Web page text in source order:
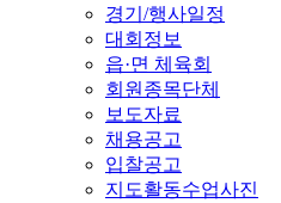
경기/행사일정
대회정보
읍·면 체육회
회원종목단체
보도자료
채용공고
입찰공고
지도활동수업사진